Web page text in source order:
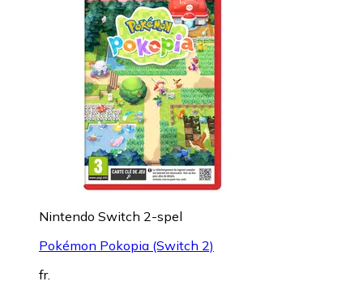
Nintendo Switch 2-spel
Pokémon Pokopia (Switch 2)
fr.